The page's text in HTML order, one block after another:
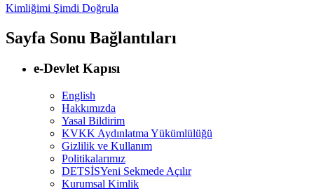
Kimliğimi Şimdi Doğrula
Sayfa Sonu Bağlantıları
e-Devlet Kapısı
English
Hakkımızda
Yasal Bildirim
KVKK Aydınlatma Yükümlülüğü
Gizlilik ve Kullanım
Politikalarımız
DETSİSYeni Sekmede Açılır
Kurumsal Kimlik